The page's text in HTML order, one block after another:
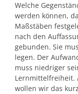
Welche
werden können,
Maßstäben
nach den
gebunden. Sie
legen. Der
muss niedriger
Lernmittelfreiheit.
wollen wir das